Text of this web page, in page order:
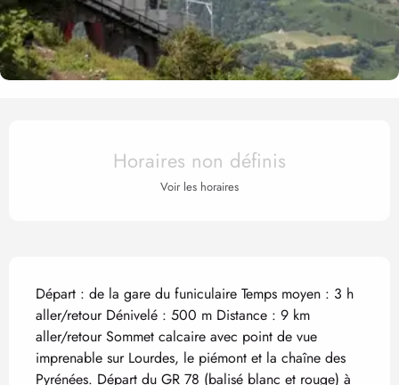
Ouverture et coordonnées
Horaires non définis
Voir les horaires
Description
Départ : de la gare du funiculaire Temps moyen : 3 h
aller/retour Dénivelé : 500 m Distance : 9 km
aller/retour Sommet calcaire avec point de vue
imprenable sur Lourdes, le piémont et la chaîne des
Pyrénées. Départ du GR 78 (balisé blanc et rouge) à